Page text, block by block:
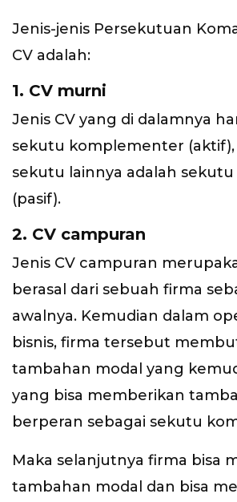
Jenis-jenis Persekutuan
CV adalah:
1. CV murni
Jenis CV yang di dalamnya
sekutu komplementer (aktif),
sekutu lainnya adalah
(pasif).
2. CV campuran
Jenis CV campuran
berasal dari sebuah firma
awalnya. Kemudian dalam
bisnis, firma tersebut
tambahan modal yang
yang bisa memberikan
berperan sebagai sekutu
Maka selanjutnya firma bisa
tambahan modal dan bisa